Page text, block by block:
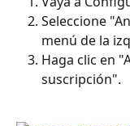
Seleccione
menú de la
Haga clic en
suscripción".